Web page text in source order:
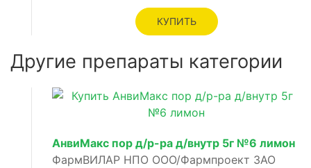
КУПИТЬ
Другие препараты категории
АнвиМакс пор д/р-ра д/внутр 5г №6 лимон
ФармВИЛАР НПО ООО/Фармпроект ЗАО